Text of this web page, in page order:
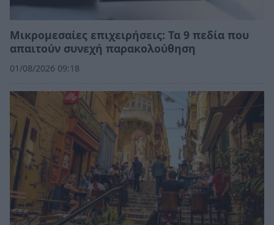
Μικρομεσαίες επιχειρήσεις: Τα 9 πεδία που
απαιτούν συνεχή παρακολούθηση
01/08/2026 09:18